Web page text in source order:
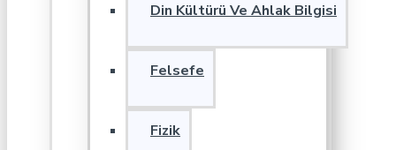
Din Kültürü Ve Ahlak Bilgisi
Felsefe
Fizik